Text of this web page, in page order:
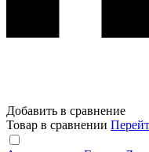
Добавить в сравнение
Товар в сравнении